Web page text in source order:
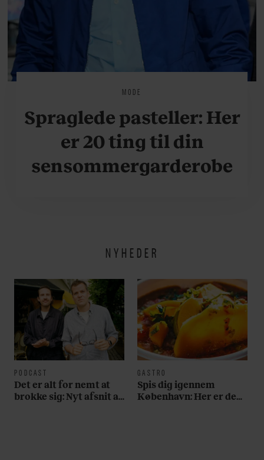
MODE
Spraglede pasteller: Her
er 20 ting til din
sensommergarderobe
NYHEDER
PODCAST
Det er alt for nemt at
brokke sig: Nyt afsnit af
GASTRO
Spis dig igennem
København: Her er de